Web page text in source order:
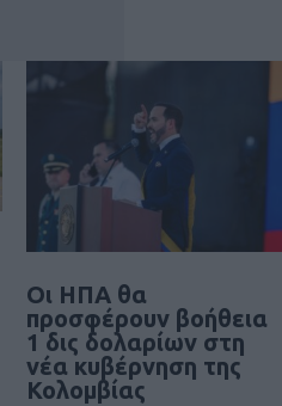
Οι ΗΠΑ θα
προσφέρουν βοήθεια
1 δις δολαρίων στη
νέα κυβέρνηση της
Κολομβίας